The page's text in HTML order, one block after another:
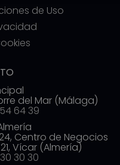
de Uso
del Mar (Málaga)
64 39
Centro de Negocios
Vícar (Almería)
30 30